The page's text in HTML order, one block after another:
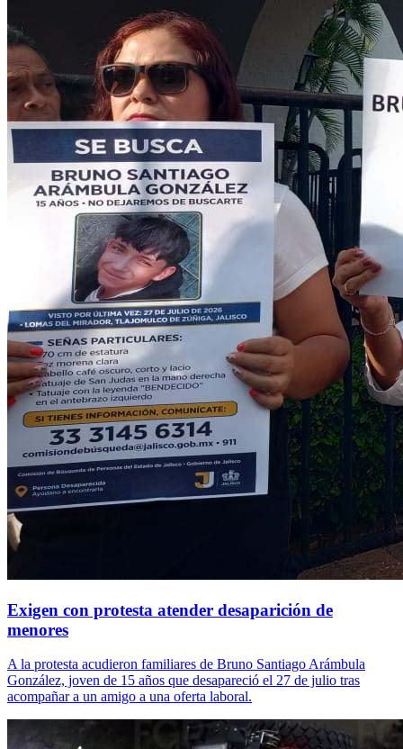
Exigen con protesta atender desaparición de
menores
A la protesta acudieron familiares de Bruno Santiago Arámbula
González, joven de 15 años que desapareció el 27 de julio tras
acompañar a un amigo a una oferta laboral.